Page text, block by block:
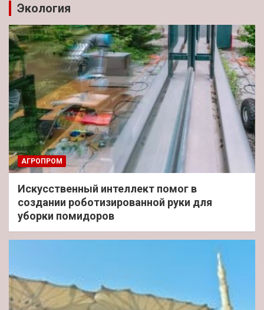
Экология
АГРОПРОМ
Искусственный интеллект помог в
создании роботизированной руки для
уборки помидоров